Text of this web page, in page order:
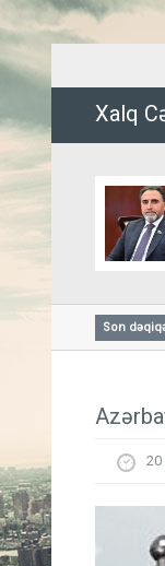
Xalq
Son
ABŞ
20